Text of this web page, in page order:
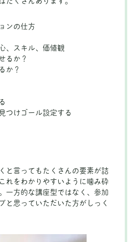
ンの仕方
、スキル、価値観
るか？
か？
つけゴール設定する
と言ってもたくさんの要素が詰
れをわかりやすいように噛み砕
一方的な講座型ではなく、参加
と思っていただいた方がしっく